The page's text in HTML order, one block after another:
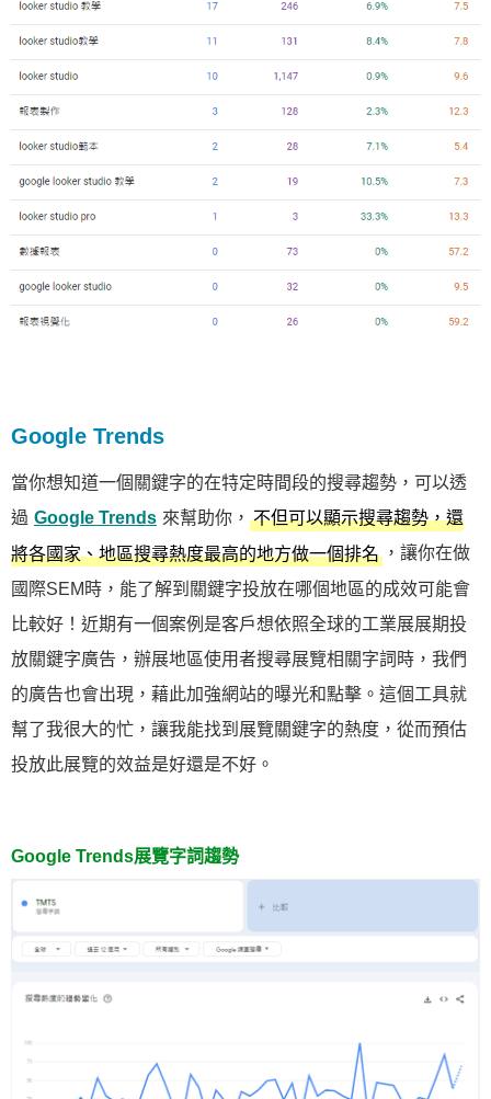
Google Trends
當你想知道一個關鍵字的在特定時間段的搜尋趨勢，可以透
過 Google Trends 來幫助你， 不但可以顯示搜尋趨勢，還
將各國家、地區搜尋熱度最高的地方做一個排名 ，讓你在做
國際SEM時，能了解到關鍵字投放在哪個地區的成效可能會
比較好！近期有一個案例是客戶想依照全球的工業展展期投
放關鍵字廣告，辦展地區使用者搜尋展覽相關字詞時，我們
的廣告也會出現，藉此加強網站的曝光和點擊。這個工具就
幫了我很大的忙，讓我能找到展覽關鍵字的熱度，從而預估
投放此展覽的效益是好還是不好。
Google Trends展覽字詞趨勢